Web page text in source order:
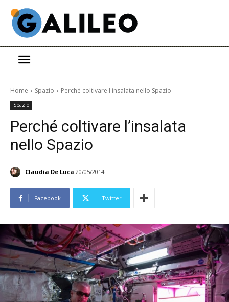
Home Spazio Perché coltivare l'insalata nello Spazio
Spazio
Perché coltivare l’insalata
nello Spazio
Claudia De Luca 20/05/2014
Facebook Twitter